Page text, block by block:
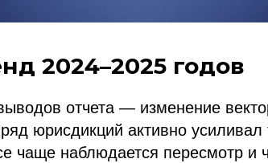
2024–2025 годов
отчета — изменение
юрисдикций активно
чаще наблюдается пересмотр и